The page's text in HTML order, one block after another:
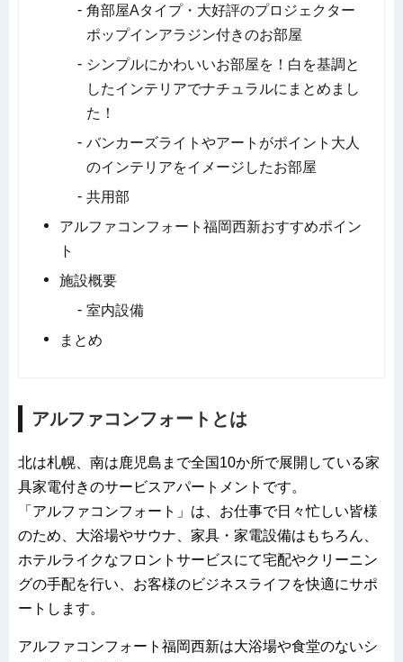
角部屋Aタイプ・大好評のプロジェクター
ポップインアラジン付きのお部屋
シンプルにかわいいお部屋を！白を基調と
したインテリアでナチュラルにまとめまし
た！
バンカーズライトやアートがポイント大人
のインテリアをイメージしたお部屋
共用部
アルファコンフォート福岡西新おすすめポイン
ト
施設概要
室内設備
まとめ
アルファコンフォートとは
北は札幌、南は鹿児島まで全国10か所で展開している家
具家電付きのサービスアパートメントです。
「アルファコンフォート」は、お仕事で日々忙しい皆様
のため、大浴場やサウナ、家具・家電設備はもちろん、
ホテルライクなフロントサービスにて宅配やクリーニン
グの手配を行い、お客様のビジネスライフを快適にサポ
ートします。
アルファコンフォート福岡西新は大浴場や食堂のないシ